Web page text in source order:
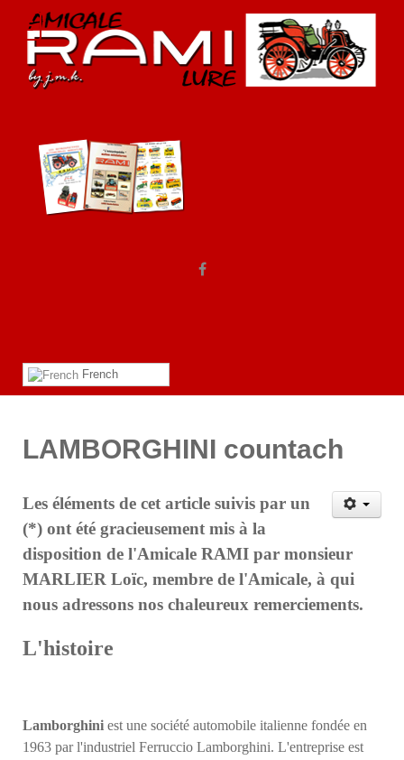
French
LAMBORGHINI countach
Les éléments de cet article suivis par un
(*) ont été gracieusement mis à la
disposition de l'Amicale RAMI par monsieur
MARLIER Loïc, membre de l'Amicale, à qui
nous adressons nos chaleureux remerciements.
L'histoire
Lamborghini est une société automobile italienne fondée en
1963 par l'industriel Ferruccio Lamborghini. L'entreprise est